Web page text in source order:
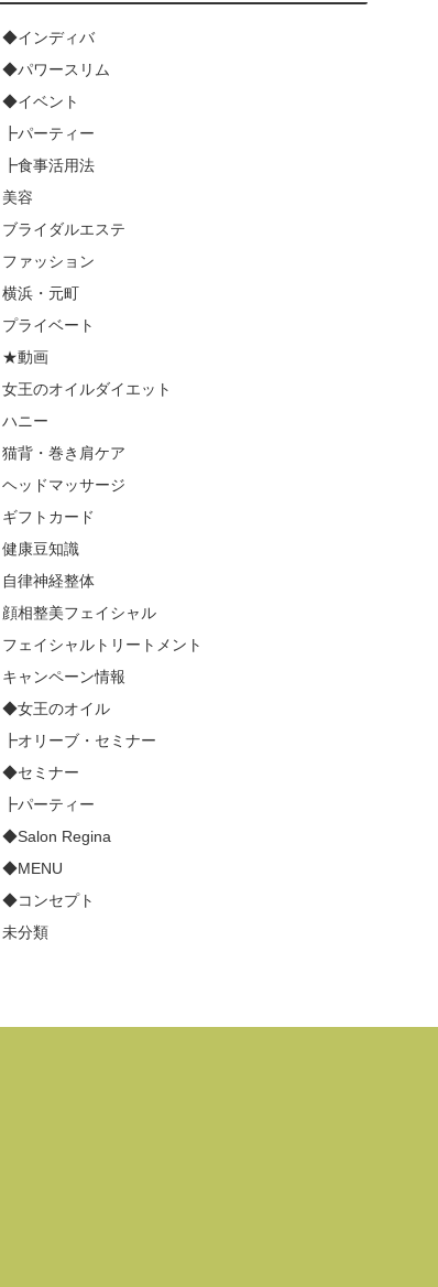
◆インディバ
◆パワースリム
◆イベント
┣パーティー
┣食事活用法
美容
ブライダルエステ
ファッション
横浜・元町
プライベート
★動画
女王のオイルダイエット
ハニー
猫背・巻き肩ケア
ヘッドマッサージ
ギフトカード
健康豆知識
自律神経整体
顔相整美フェイシャル
フェイシャルトリートメント
キャンペーン情報
◆女王のオイル
┣オリーブ・セミナー
◆セミナー
┣パーティー
◆Salon Regina
◆MENU
◆コンセプト
未分類